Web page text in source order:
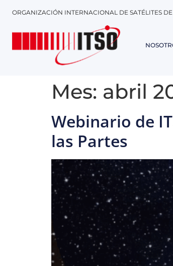
ORGANIZACIÓN INTERNACIONAL DE SATÉLITES
Mes: abril
Webinario de
las Partes